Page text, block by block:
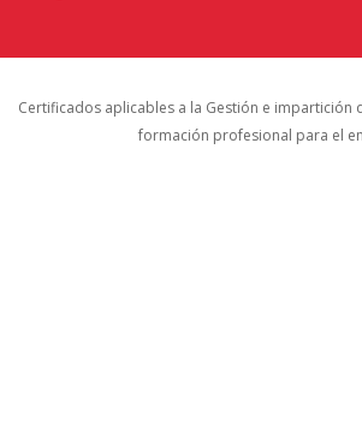
Certificados aplicables a la Gestión e impartición
formación profesional para el